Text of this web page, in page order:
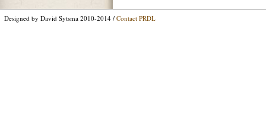
Designed by David Sytsma 2010-2014 / Contact PRDL